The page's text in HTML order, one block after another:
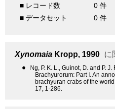
■ レコード数
0 件
■ データセット
0 件
Xynomaia Kropp, 1990 に
●
Ng, P. K. L., Guinot, D. and P.
Brachyurorum: Part I. An
brachyuran crabs of the
17, 1-286.